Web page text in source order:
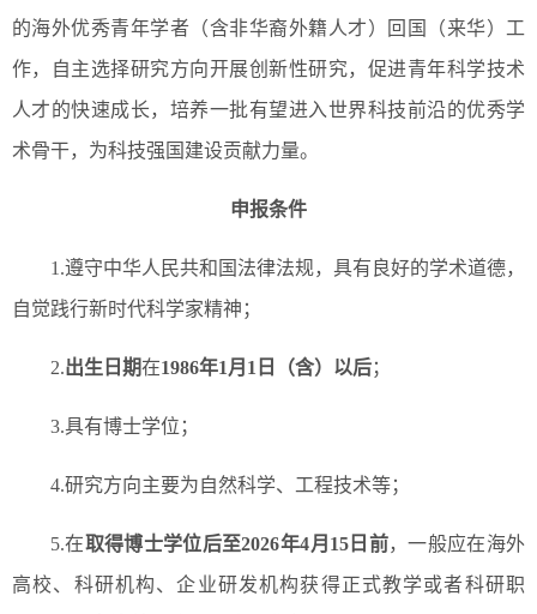
的海外优秀青年学者（含非华裔外籍人才）回国（来华）工
作，自主选择研究方向开展创新性研究，促进青年科学技术
人才的快速成长，培养一批有望进入世界科技前沿的优秀学
术骨干，为科技强国建设贡献力量。
申报条件
1.遵守中华人民共和国法律法规，具有良好的学术道德，
自觉践行新时代科学家精神；
2.出生日期在1986年1月1日（含）以后；
3.具有博士学位；
4.研究方向主要为自然科学、工程技术等；
5.在取得博士学位后至2026年4月15日前，一般应在海外
高校、科研机构、企业研发机构获得正式教学或者科研职